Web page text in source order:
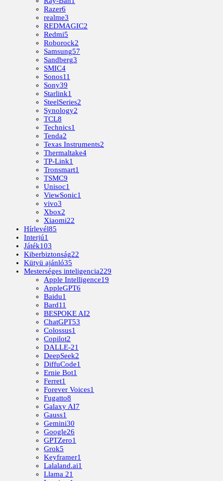
Razer6
realme3
REDMAGIC2
Redmi5
Roborock2
Samsung57
Sandberg3
SMIC4
Sonos11
Sony39
Starlink1
SteelSeries2
Synology2
TCL8
Technics1
Tenda2
Texas Instruments2
Thermaltake4
TP-Link1
Tronsmart1
TSMC9
Unisoc1
ViewSonic1
vivo3
Xbox2
Xiaomi22
Hírlevél85
Interjú1
Játék103
Kiberbiztonság22
Kütyü ajánló35
Mesterséges inteligencia229
Apple Intelligence19
AppleGPT6
Baidu1
Bard11
BESPOKE AI2
ChatGPT53
Colossus1
Copilot2
DALLE-21
DeepSeek2
DiffuCode1
Ernie Bot1
Ferret1
Forever Voices1
Fugatto8
Galaxy AI7
Gauss1
Gemini30
Google26
GPTZero1
Grok5
Keyframer1
Lalaland.ai1
Llama 21